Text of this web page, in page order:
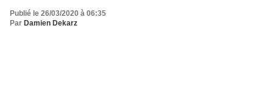
Publié le 26/03/2020 à 06:35
Par Damien Dekarz